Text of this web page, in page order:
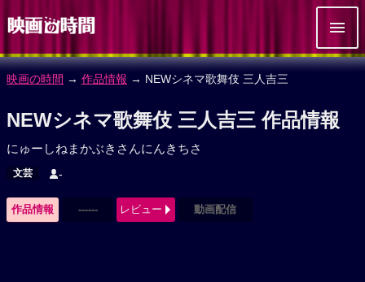
映画の時間 → 作品情報 → NEWシネマ歌舞伎 三人吉三
NEWシネマ歌舞伎 三人吉三 作品情報
にゅーしねまかぶきさんにんきちさ
文芸 -
作品情報 ------ レビュー 動画配信